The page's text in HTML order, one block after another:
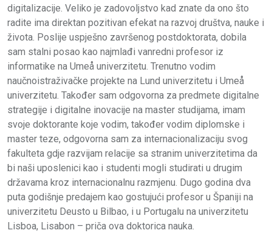
digitalizacije. Veliko je zadovoljstvo kad znate da ono što
radite ima direktan pozitivan efekat na razvoj društva, nauke i
života. Poslije uspješno završenog postdoktorata, dobila
sam stalni posao kao najmlađi vanredni profesor iz
informatike na Umeå univerzitetu. Trenutno vodim
naučnoistraživačke projekte na Lund univerzitetu i Umeå
univerzitetu. Također sam odgovorna za predmete digitalne
strategije i digitalne inovacije na master studijama, imam
svoje doktorante koje vodim, također vodim diplomske i
master teze, odgovorna sam za internacionalizaciju svog
fakulteta gdje razvijam relacije sa stranim univerzitetima da
bi naši uposlenici kao i studenti mogli studirati u drugim
državama kroz internacionalnu razmjenu. Dugo godina dva
puta godišnje predajem kao gostujući profesor u Španiji na
univerzitetu Deusto u Bilbao, i u Portugalu na univerzitetu
Lisboa, Lisabon – priča ova doktorica nauka.